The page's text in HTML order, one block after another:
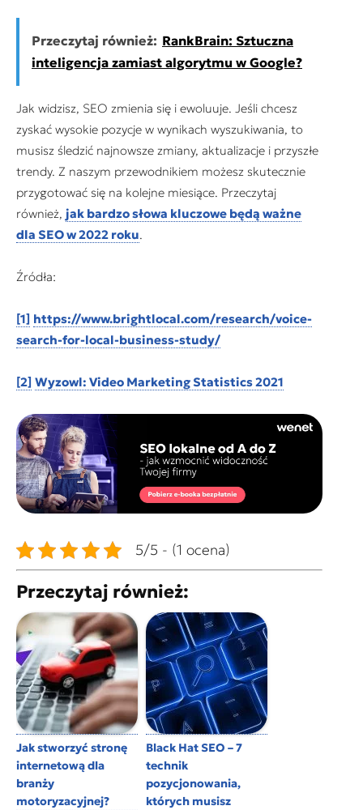
Przeczytaj również: RankBrain: Sztuczna
inteligencja zamiast algorytmu w Google?
Jak widzisz, SEO zmienia się i ewoluuje. Jeśli chcesz
zyskać wysokie pozycje w wynikach wyszukiwania, to
musisz śledzić najnowsze zmiany, aktualizacje i przyszłe
trendy. Z naszym przewodnikiem możesz skutecznie
przygotować się na kolejne miesiące. Przeczytaj
również, jak bardzo słowa kluczowe będą ważne
dla SEO w 2022 roku.
Źródła:
[1] https://www.brightlocal.com/research/voice-
search-for-local-business-study/
[2] Wyzowl: Video Marketing Statistics 2021
5/5 - (1 ocena)
Przeczytaj również:
Jak stworzyć stronę
internetową dla
branży
motoryzacyjnej?
Black Hat SEO – 7
technik
pozycjonowania,
których musisz